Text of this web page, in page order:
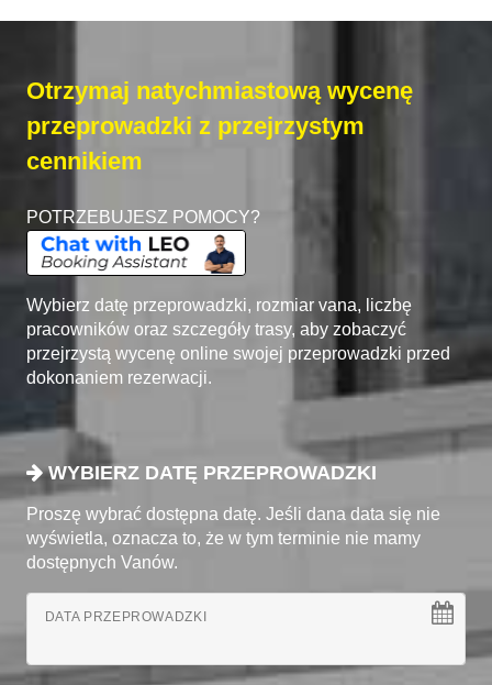
Otrzymaj natychmiastową wycenę
przeprowadzki z przejrzystym
cennikiem
POTRZEBUJESZ POMOCY?
Wybierz datę przeprowadzki, rozmiar vana, liczbę
pracowników oraz szczegóły trasy, aby zobaczyć
przejrzystą wycenę online swojej przeprowadzki przed
dokonaniem rezerwacji.
WYBIERZ DATĘ PRZEPROWADZKI
Proszę wybrać dostępna datę. Jeśli dana data się nie
wyświetla, oznacza to, że w tym terminie nie mamy
dostępnych Vanów.
DATA PRZEPROWADZKI